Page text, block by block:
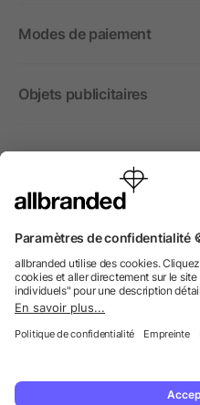
Modes de paiement
Objets publicitaires
Nous commercialisons
non aux